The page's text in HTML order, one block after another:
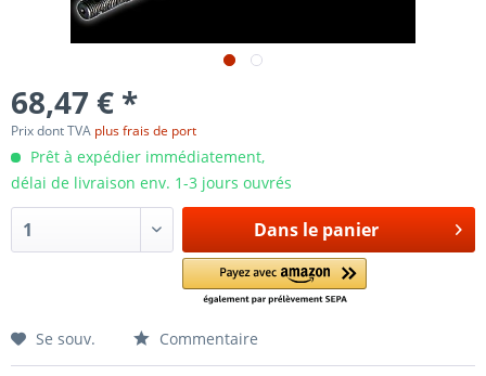
68,47 € *
Prix dont TVA plus frais de port
Prêt à expédier immédiatement,
délai de livraison env. 1-3 jours ouvrés
Dans le panier
Se souv. Commentaire